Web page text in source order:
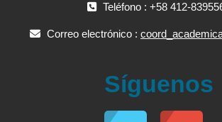
Teléfono : +58 412-
Correo electrónico :
Síguenos